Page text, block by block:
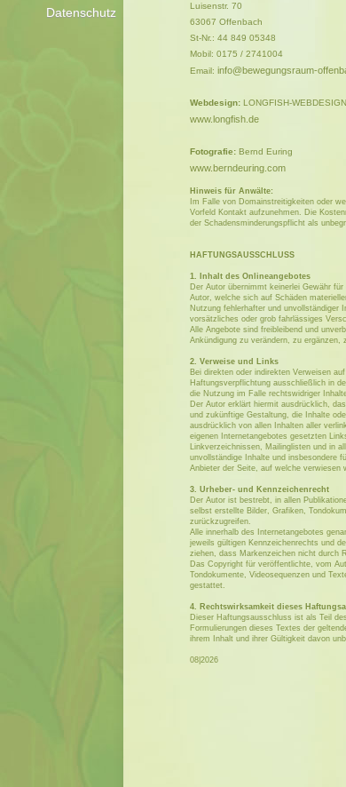
Datenschutz
Luisenstr. 70
63067 Offenbach
St-Nr.: 44 849 05348
Mobil: 0175 / 2741004
Email: info@bewegungsraum-
Webdesign: LONGFISH-WEBDESIGN
www.longfish.de
Fotografie: Bernd Euring
www.berndeuring.com
Hinweis für Anwälte:
Im Falle von Domainstreitigkeiten oder
Vorfeld Kontakt aufzunehmen. Die
der Schadensminderungspflicht als
HAFTUNGSAUSSCHLUSS
1. Inhalt des Onlineangebotes
Der Autor übernimmt keinerlei Gewähr
Autor, welche sich auf Schäden
Nutzung fehlerhafter und unvollständiger
vorsätzliches oder grob fahrlässiges
Alle Angebote sind freibleibend und
Ankündigung zu verändern, zu ergänzen,
2. Verweise und Links
Bei direkten oder indirekten Verweisen
Haftungsverpflichtung ausschließlich in
die Nutzung im Falle rechtswidriger
Der Autor erklärt hiermit ausdrücklich,
und zukünftige Gestaltung, die Inhalte
ausdrücklich von allen Inhalten aller
eigenen Internetangebotes gesetzten
Linkverzeichnissen, Mailinglisten und in
unvollständige Inhalte und insbesondere
Anbieter der Seite, auf welche verwiesen
3. Urheber- und Kennzeichenrecht
Der Autor ist bestrebt, in allen
selbst erstellte Bilder, Grafiken,
zurückzugreifen.
Alle innerhalb des Internetangebotes
jeweils gültigen Kennzeichenrechts und
ziehen, dass Markenzeichen nicht durch
Das Copyright für veröffentlichte, vom
Tondokumente, Videosequenzen und
gestattet.
4. Rechtswirksamkeit dieses
Dieser Haftungsausschluss ist als Teil
Formulierungen dieses Textes der
ihrem Inhalt und ihrer Gültigkeit davon
08|2026